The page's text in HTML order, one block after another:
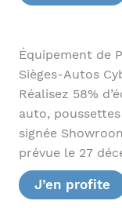
Équipement de
Sièges-Autos
Réalisez 58%
auto,
signée
prévue le 27
J’en profite